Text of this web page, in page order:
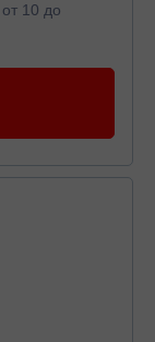
от 10 до